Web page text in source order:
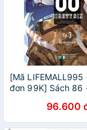
[Mã LIFEMALL995
đơn 99K] Sách 86
96.600